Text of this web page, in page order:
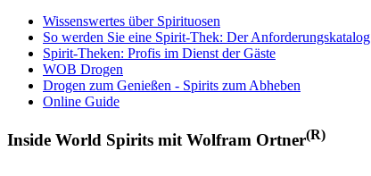
Wissenswertes über Spirituosen
So werden Sie eine Spirit-Thek: Der Anforderungskatalog
Spirit-Theken: Profis im Dienst der Gäste
WOB Drogen
Drogen zum Genießen - Spirits zum Abheben
Online Guide
Inside World Spirits mit Wolfram Ortner(R)